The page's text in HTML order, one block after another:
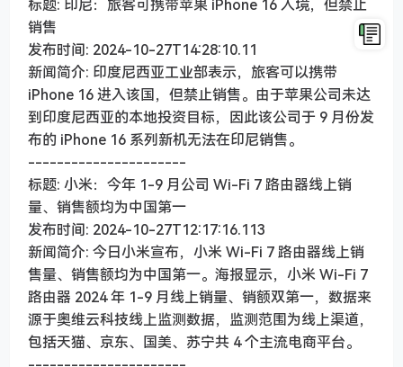
标题: 印尼：旅客可携带苹果 iPhone 16 入境，但禁止
销售
发布时间: 2024-10-27T14:28:10.11
新闻简介: 印度尼西亚工业部表示，旅客可以携带
iPhone 16 进入该国，但禁止销售。由于苹果公司未达
到印度尼西亚的本地投资目标，因此该公司于 9 月份发
布的 iPhone 16 系列新机无法在印尼销售。
----------------------
标题: 小米：今年 1-9 月公司 Wi-Fi 7 路由器线上销
量、销售额均为中国第一
发布时间: 2024-10-27T12:17:16.113
新闻简介: 今日小米宣布，小米 Wi-Fi 7 路由器线上销
售量、销售额均为中国第一。海报显示，小米 Wi-Fi 7
路由器 2024 年 1-9 月线上销量、销额双第一，数据来
源于奥维云科技线上监测数据，监测范围为线上渠道，
包括天猫、京东、国美、苏宁共 4 个主流电商平台。